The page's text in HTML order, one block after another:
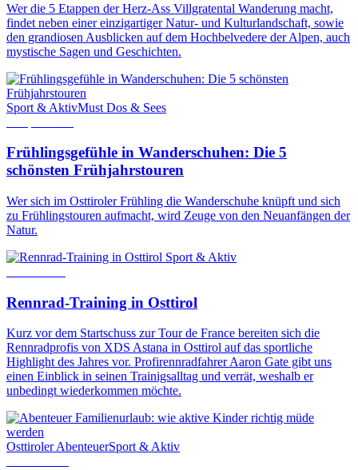
Wer die 5 Etappen der Herz-Ass Villgratental Wanderung macht,
findet neben einer einzigartiger Natur- und Kulturlandschaft, sowie
den grandiosen Ausblicken auf dem Hochbelvedere der Alpen, auch
mystische Sagen und Geschichten.
Sport & AktivMust Dos & Sees
Frühlingsgefühle in Wanderschuhen: Die 5
schönsten Frühjahrstouren
Wer sich im Osttiroler Frühling die Wanderschuhe knüpft und sich
zu Frühlingstouren aufmacht, wird Zeuge von den Neuanfängen der
Natur.
Sport & Aktiv
Rennrad-Training in Osttirol
Kurz vor dem Startschuss zur Tour de France bereiten sich die
Rennradprofis von XDS Astana in Osttirol auf das sportliche
Highlight des Jahres vor. Profirennradfahrer Aaron Gate gibt uns
einen Einblick in seinen Trainigsalltag und verrät, weshalb er
unbedingt wiederkommen möchte.
Osttiroler AbenteuerSport & Aktiv